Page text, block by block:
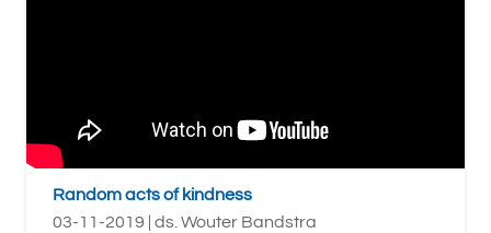
Random acts of kindness
03-11-2019 | ds. Wouter Bandstra